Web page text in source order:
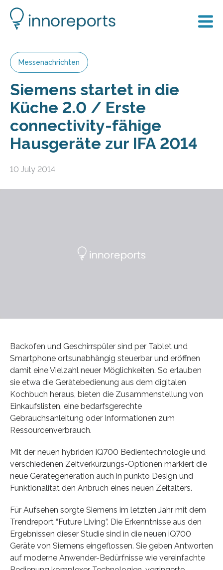
Messenachrichten
Siemens startet in die
Küche 2.0 / Erste
connectivity-fähige
Hausgeräte zur IFA 2014
10 July 2014
Backofen und Geschirrspüler sind per Tablet und
Smartphone ortsunabhängig steuerbar und eröffnen
damit eine Vielzahl neuer Möglichkeiten. So erlauben
sie etwa die Gerätebedienung aus dem digitalen
Kochbuch heraus, bieten die Zusammenstellung von
Einkaufslisten, eine bedarfsgerechte
Gebrauchsanleitung oder Informationen zum
Ressourcenverbrauch.
Mit der neuen hybriden iQ700 Bedientechnologie und
verschiedenen Zeitverkürzungs-Optionen markiert die
neue Gerätegeneration auch in punkto Design und
Funktionalität den Anbruch eines neuen Zeitalters.
Für Aufsehen sorgte Siemens im letzten Jahr mit dem
Trendreport “Future Living”. Die Erkenntnisse aus den
Ergebnissen dieser Studie sind in die neuen iQ700
Geräte von Siemens eingeflossen. Sie geben Antworten
auf moderne Anwender-Bedürfnisse wie vereinfachte